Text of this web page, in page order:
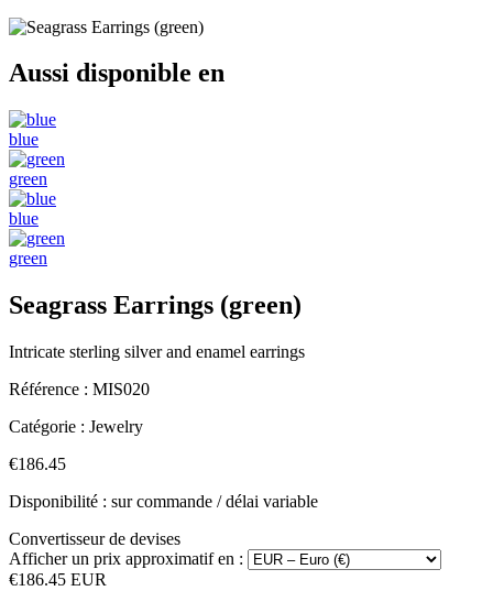
Aussi disponible en
blue
green
blue
green
Seagrass Earrings (green)
Intricate sterling silver and enamel earrings
Référence : MIS020
Catégorie : Jewelry
€186.45
Disponibilité : sur commande / délai variable
Convertisseur de devises
Afficher un prix approximatif en :
€186.45 EUR